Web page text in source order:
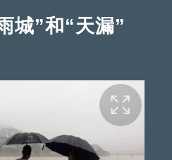
城”和“天漏”